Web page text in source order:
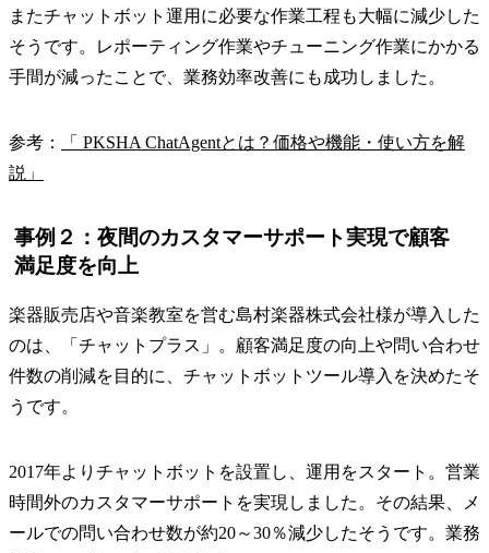
またチャットボット運用に必要な作業工程も大幅に減少した
そうです。レポーティング作業やチューニング作業にかかる
手間が減ったことで、業務効率改善にも成功しました。
参考：
「 PKSHA ChatAgentとは？価格や機能・使い方を解
説」
事例２：夜間のカスタマーサポート実現で顧客
満足度を向上
楽器販売店や音楽教室を営む島村楽器株式会社様が導入した
のは、「チャットプラス」。顧客満足度の向上や問い合わせ
件数の削減を目的に、チャットボットツール導入を決めたそ
うです。
2017年よりチャットボットを設置し、運用をスタート。営業
時間外のカスタマーサポートを実現しました。その結果、メ
ールでの問い合わせ数が約20～30％減少したそうです。業務